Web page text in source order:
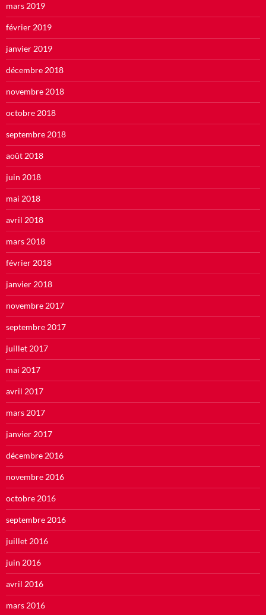
mars 2019
février 2019
janvier 2019
décembre 2018
novembre 2018
octobre 2018
septembre 2018
août 2018
juin 2018
mai 2018
avril 2018
mars 2018
février 2018
janvier 2018
novembre 2017
septembre 2017
juillet 2017
mai 2017
avril 2017
mars 2017
janvier 2017
décembre 2016
novembre 2016
octobre 2016
septembre 2016
juillet 2016
juin 2016
avril 2016
mars 2016